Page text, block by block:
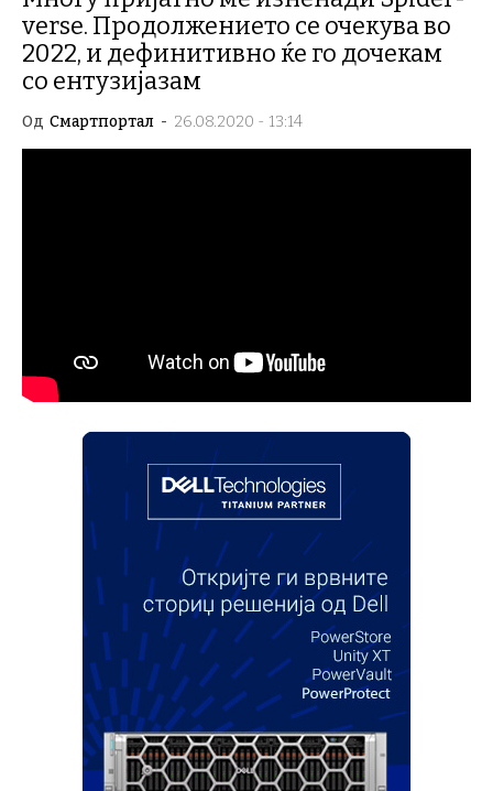
verse. Продолжението се очекува во
2022, и дефинитивно ќе го дочекам
со ентузијазам
Од Смартпортал - 26.08.2020 - 13:14